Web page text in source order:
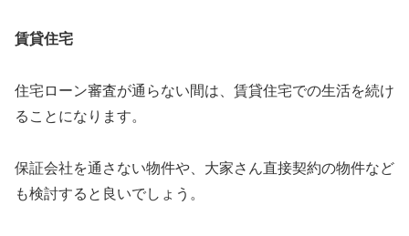
賃貸住宅
住宅ローン審査が通らない間は、賃貸住宅での生活を続け
ることになります。
保証会社を通さない物件や、大家さん直接契約の物件など
も検討すると良いでしょう。